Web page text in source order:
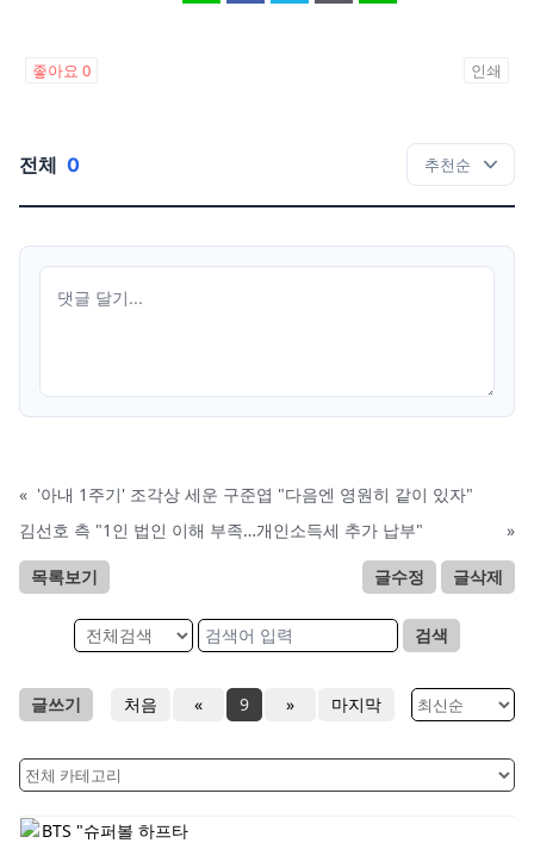
좋아요 0 인쇄
전체 0
« '아내 1주기' 조각상 세운 구준엽 "다음엔 영원히 같이 있자"
김선호 측 "1인 법인 이해 부족…개인소득세 추가 납부"
»
목록보기 글수정 글삭제
검색
글쓰기 처음 « 9 » 마지막